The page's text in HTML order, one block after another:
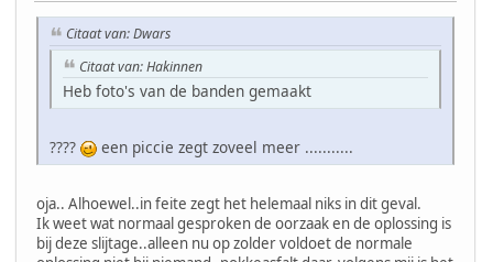
Citaat van: Dwars
Citaat van: Hakinnen
Heb foto's van de banden gemaakt
???? een piccie zegt zoveel meer ...........
oja.. Alhoewel..in feite zegt het helemaal niks in dit geval.
Ik weet wat normaal gesproken de oorzaak en de oplossing is
bij deze slijtage..alleen nu op zolder voldoet de normale